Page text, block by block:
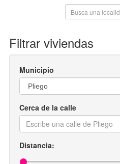
Filtrar viviendas
Municipio
Cerca de la calle
Distancia: